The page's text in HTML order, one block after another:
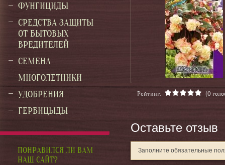
ФУНГИЦИДЫ
СРЕДСТВА ЗАЩИТЫ
ОТ БЫТОВЫХ
ВРЕДИТЕЛЕЙ
СЕМЕНА
МНОГОЛЕТНИКИ
УДОБРЕНИЯ
ГЕРБИЦЫДЫ
ПОНРАВИЛСЯ ЛИ ВАМ
НАШ САЙТ?
Рейтинг: (0
Оставьте отзыв
Заполните обязательные